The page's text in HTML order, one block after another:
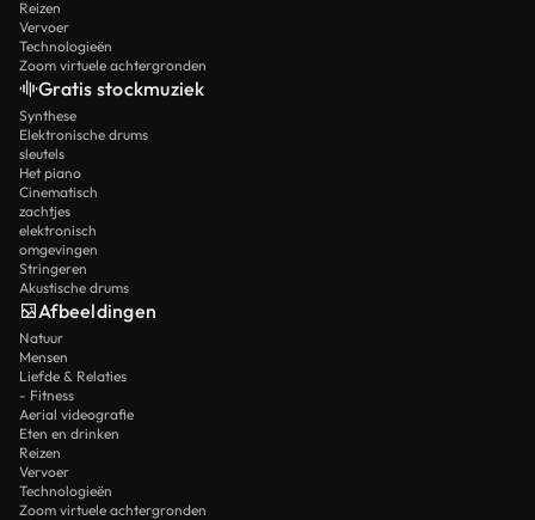
Reizen
Vervoer
Technologieën
Zoom virtuele achtergronden
Gratis stockmuziek
Synthese
Elektronische drums
sleutels
Het piano
Cinematisch
zachtjes
elektronisch
omgevingen
Stringeren
Akustische drums
Afbeeldingen
Natuur
Mensen
Liefde & Relaties
- Fitness
Aerial videografie
Eten en drinken
Reizen
Vervoer
Technologieën
Zoom virtuele achtergronden